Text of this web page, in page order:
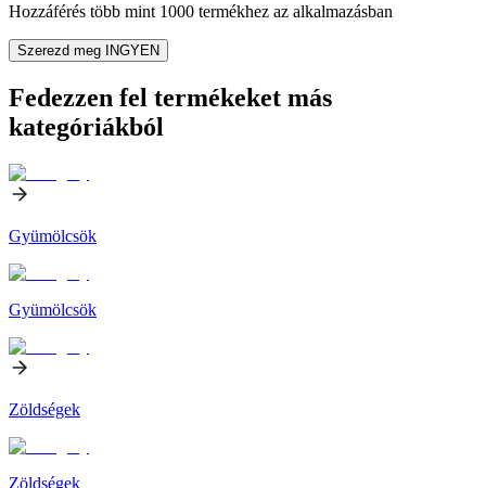
Hozzáférés több mint 1000 termékhez az alkalmazásban
Szerezd meg INGYEN
Fedezzen fel termékeket más
kategóriákból
Gyümölcsök
Gyümölcsök
Zöldségek
Zöldségek